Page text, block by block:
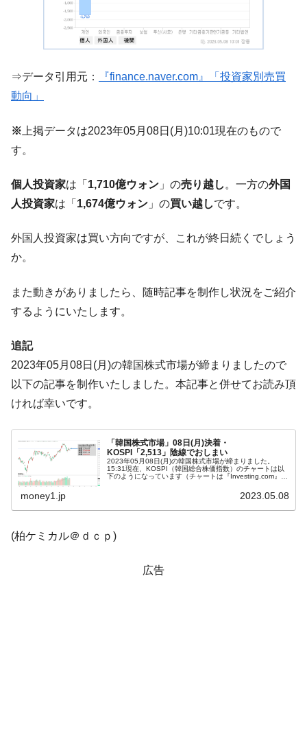
『Money1』
JPモルガン「韓国レバレッジETFの清算は
ほぼ終わった」
『Money1』
韓国『国民年金公団』株価暴落で200兆蒸
『Money1』
ャンペーン」⇒ あの名物教授も登場！
『Money1』
韓国「橋が落ちました」⇒ 耐久性「なさす
営業利益80.2％も減少
『Money1』
米国下院「韓国の公務員個人をターゲット
する差別。許してはおかぬ
『Money1』
『Money1』
韓国半導体『SKハイニックス』2026年2Qの
業績「史上最高益」当期純利益は前年同期比13.4倍に。
機 ⇒ 10.7兆では損が出るからできない。
『Money1』
【速報】韓国株式市場の暴落・本日07月29
日(水)もサイドカー・サーキットブレイカーの二段コンボ
発動！
半分未満しか雇用を生まない
『Money1』
韓国「株式市場が賭博場のように変質した
のは政界の責任だ」
『Money1』
韓国「2026年1Q 資金循環統計」面白い結果
に。
『Money1』
韓国化学企業最大手『ロッテケミカル』純
韓国株式市場･暗黒の火曜日。サーキットブ
⇒データ引用元：
『finance.naver.com』「投資家別売買
動向」
※ 上掲データは2023年05月08日(月)10:01現在のもので
す。
個人投資家は「 1,710億ウォン 」の売り越し 。一方の外国
人投資家は「 1,674億ウォン 」の買い越しです。
外国人投資家は買い方向ですが、これが終日続くでしょう
か。
また動きがありましたら、随時記事を制作し状況をご紹介
するようにいたします。
追記
2023年05月08日(月)の韓国株式市場が締まりましたので
以下の記事を制作いたしました。本記事と併せてお読み頂
ければ幸いです。
「韓国株式市場」08日(月)決着・
KOSPI「2,513」陰線でおしまい
2023年05月08日(月)の韓国株式市場が締まりました。
15:31現在、KOSPI（韓国総合株価指数）のチャートは以
下のようになっています（チャートは『Investing.com』よ
money1.jp 2023.05.08
(柏ケミカル＠ｄｃｐ)
広告